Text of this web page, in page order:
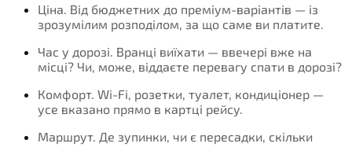
Ціна. Від бюджетних до преміум-варіантів — із
зрозумілим розподілом, за що саме ви платите.
Час у дорозі. Вранці виїхати — ввечері вже на
місці? Чи, може, віддаєте перевагу спати в дорозі?
Комфорт. Wi-Fi, розетки, туалет, кондиціонер —
усе вказано прямо в картці рейсу.
Маршрут. Де зупинки, чи є пересадки, скільки